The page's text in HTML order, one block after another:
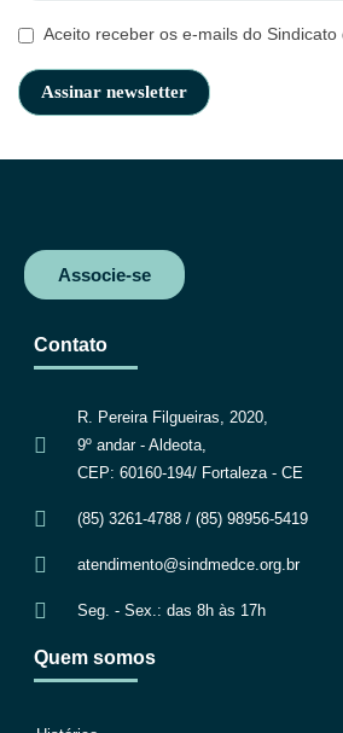
Aceito receber os e-mails do Sindicato
Associe-se
Contato
R. Pereira Filgueiras, 2020,
9º andar - Aldeota,
CEP: 60160-194/ Fortaleza - CE
(85) 3261-4788 / (85) 98956-5419
atendimento@sindmedce.org.br
Seg. - Sex.: das 8h às 17h
Quem somos